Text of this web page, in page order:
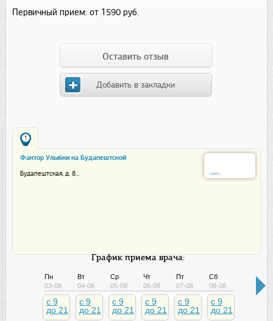
Первичный прием: от 1590 руб.
Оставить отзыв
Добавить в закладки
1
Фактор Улыбки на Будапештской
Будапештская, д. 8...
График приема врача:
Пн
03-08
c 9
до 21
Вт
04-08
c 9
до 21
Ср
05-08
c 9
до 21
Чт
06-08
c 9
до 21
Пт
07-08
c 9
до 21
Сб
08-08
c 9
до 21